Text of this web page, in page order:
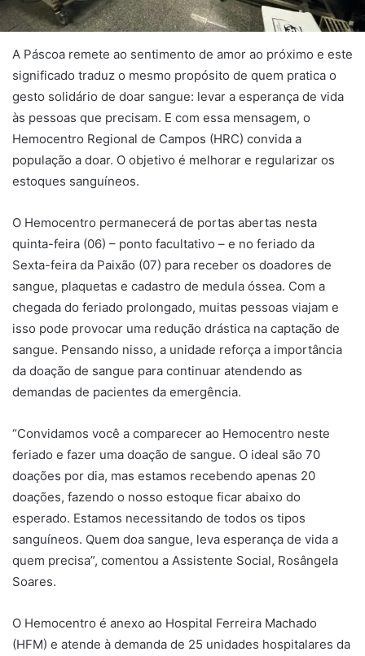
A Páscoa remete ao sentimento de amor ao próximo e este
significado traduz o mesmo propósito de quem pratica o
gesto solidário de doar sangue: levar a esperança de vida
às pessoas que precisam. E com essa mensagem, o
Hemocentro Regional de Campos (HRC) convida a
população a doar. O objetivo é melhorar e regularizar os
estoques sanguíneos.
O Hemocentro permanecerá de portas abertas nesta
quinta-feira (06) – ponto facultativo – e no feriado da
Sexta-feira da Paixão (07) para receber os doadores de
sangue, plaquetas e cadastro de medula óssea. Com a
chegada do feriado prolongado, muitas pessoas viajam e
isso pode provocar uma redução drástica na captação de
sangue. Pensando nisso, a unidade reforça a importância
da doação de sangue para continuar atendendo as
demandas de pacientes da emergência.
“Convidamos você a comparecer ao Hemocentro neste
feriado e fazer uma doação de sangue. O ideal são 70
doações por dia, mas estamos recebendo apenas 20
doações, fazendo o nosso estoque ficar abaixo do
esperado. Estamos necessitando de todos os tipos
sanguíneos. Quem doa sangue, leva esperança de vida a
quem precisa”, comentou a Assistente Social, Rosângela
Soares.
O Hemocentro é anexo ao Hospital Ferreira Machado
(HFM) e atende à demanda de 25 unidades hospitalares da